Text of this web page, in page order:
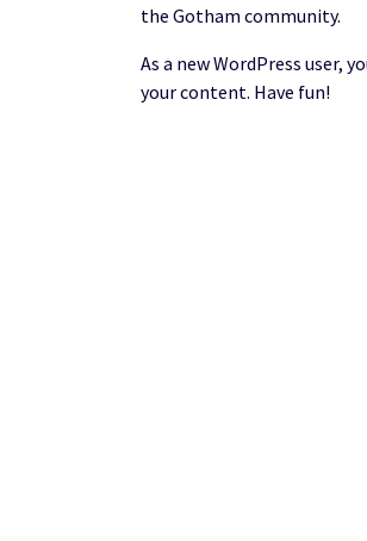
the Gotham community.
As a new WordPress user,
your content. Have fun!